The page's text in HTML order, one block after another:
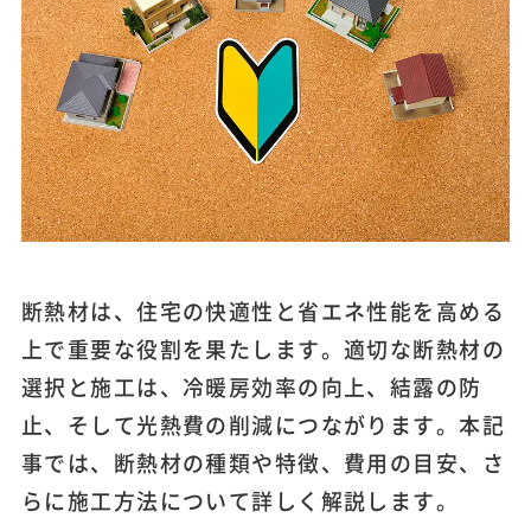
断熱材は、住宅の快適性と省エネ性能を高める
上で重要な役割を果たします。適切な断熱材の
選択と施工は、冷暖房効率の向上、結露の防
止、そして光熱費の削減につながります。本記
事では、断熱材の種類や特徴、費用の目安、さ
らに施工方法について詳しく解説します。